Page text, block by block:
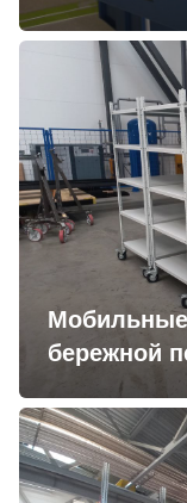
бережной
деталей